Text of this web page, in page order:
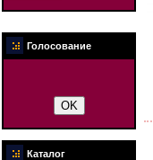
Голосование
Каталог